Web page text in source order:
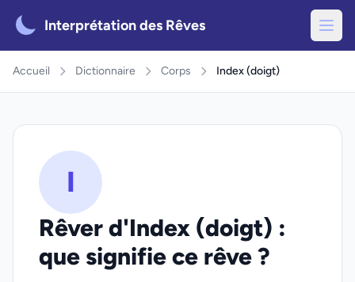
Interprétation des Rêves
Accueil Dictionnaire Corps Index (doigt)
I
Rêver d'Index (doigt) :
que signifie ce rêve ?